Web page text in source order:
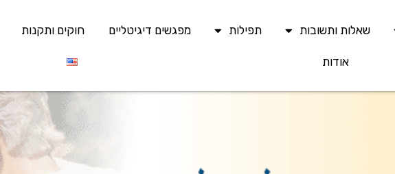
שאלות ותשובות תפילות מפגשים דיגיטליים חוקים ותקנות
אודות